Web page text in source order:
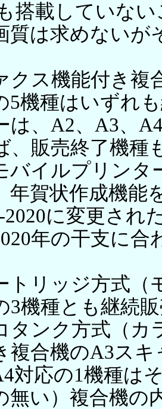
搭載していな
質は求めないが
ス機能付き複
5機種はいずれ
は、A2、A3、
、販売終了機種
バイルプリンタ
年賀状作成機能
2020に変更され
年の干支に
リッジ方式（
3機種とも継続
ンク方式（カ
複合機のA3ス
対応の1機種は
無い）複合機の